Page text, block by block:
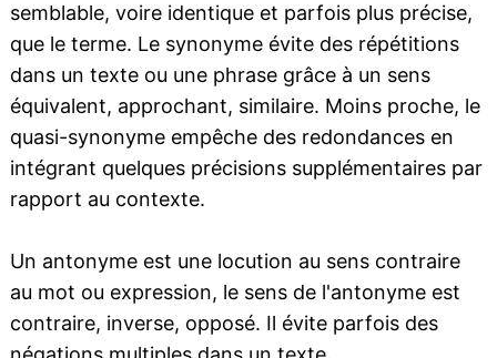
semblable, voire identique et parfois plus précise,
que le terme. Le synonyme évite des répétitions
dans un texte ou une phrase grâce à un sens
équivalent, approchant, similaire. Moins proche, le
quasi-synonyme empêche des redondances en
intégrant quelques précisions supplémentaires par
rapport au contexte.
Un antonyme est une locution au sens contraire
au mot ou expression, le sens de l'antonyme est
contraire, inverse, opposé. Il évite parfois des